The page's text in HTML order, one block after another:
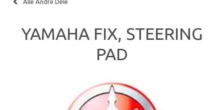
YAMAHA FIX, STEERING
PAD